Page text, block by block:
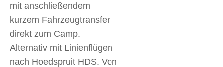
mit anschließendem
kurzem Fahrzeugtransfer
direkt zum Camp.
Alternativ mit Linienflügen
nach Hoedspruit HDS. Von